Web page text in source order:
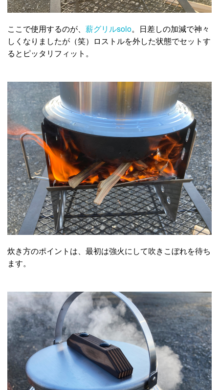
ここで使用するのが、 薪グリルsolo。日差しの加減で神々
しくなりましたが（笑）ロストルを外した状態でセットす
るとピッタリフィット。
炊き方のポイントは、最初は強火にして吹きこぼれを待ち
ます。